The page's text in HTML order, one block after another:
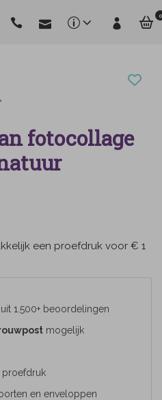
0
fotocollage
een proefdruk voor € 1
1.500+ beoordelingen
mogelijk
proefdruk
en enveloppen